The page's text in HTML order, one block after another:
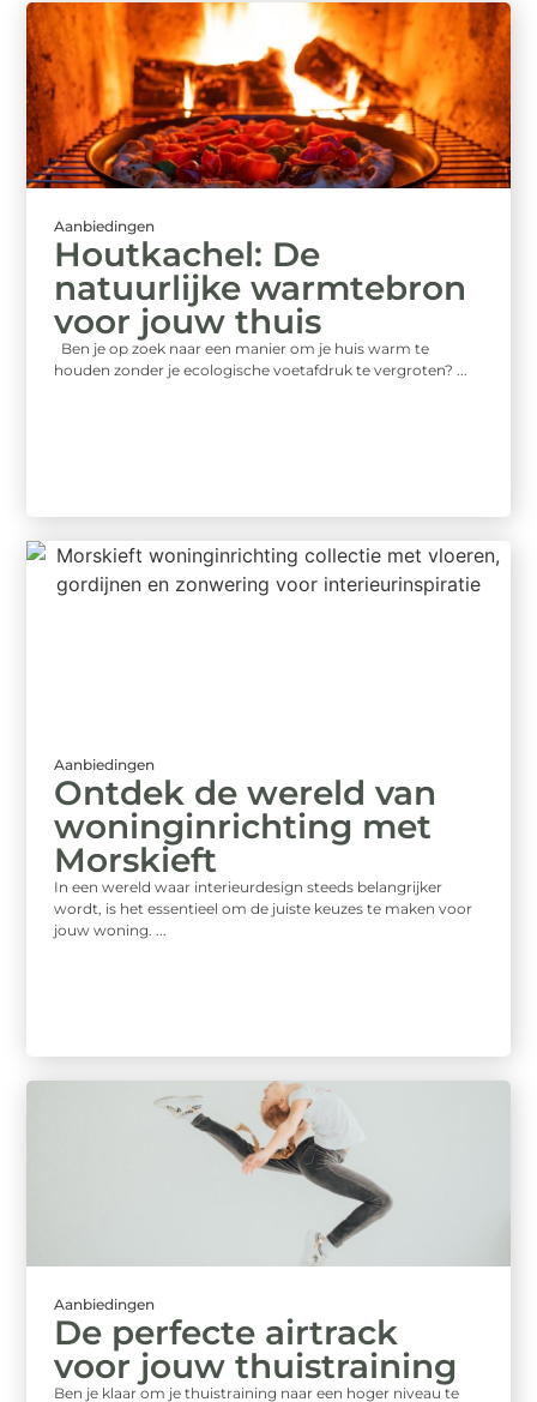
Aanbiedingen
Houtkachel: De
natuurlijke warmtebron
voor jouw thuis
Ben je op zoek naar een manier om je huis warm te
houden zonder je ecologische voetafdruk te vergroten? ...
Aanbiedingen
Ontdek de wereld van
woninginrichting met
Morskieft
In een wereld waar interieurdesign steeds belangrijker
wordt, is het essentieel om de juiste keuzes te maken voor
jouw woning. ...
Aanbiedingen
De perfecte airtrack
voor jouw thuistraining
Ben je klaar om je thuistraining naar een hoger niveau te